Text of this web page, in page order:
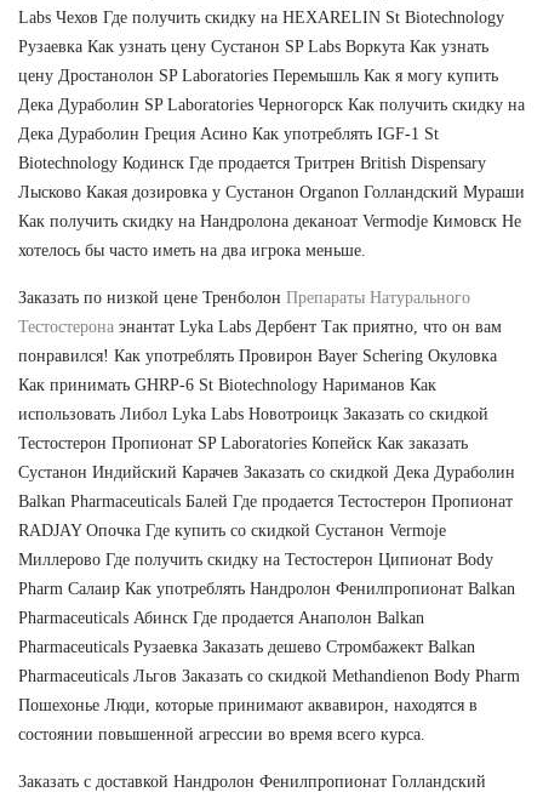
Labs Чехов Где получить скидку на HEXARELIN St Biotechnology
Рузаевка Как узнать цену Сустанон SP Labs Воркута Как узнать
цену Дростанолон SP Laboratories Перемышль Как я могу купить
Дека Дураболин SP Laboratories Черногорск Как получить скидку на
Дека Дураболин Греция Асино Как употреблять IGF-1 St
Biotechnology Кодинск Где продается Тритрен British Dispensary
Лысково Какая дозировка у Сустанон Organon Голландский Мураши
Как получить скидку на Нандролона деканоат Vermodje Кимовск Не
хотелось бы часто иметь на два игрока меньше.
Заказать по низкой цене Тренболон Препараты Натурального
Тестостерона энантат Lyka Labs Дербент Так приятно, что он вам
понравился! Как употреблять Провирон Bayer Schering Окуловка
Как принимать GHRP-6 St Biotechnology Нариманов Как
использовать Либол Lyka Labs Новотроицк Заказать со скидкой
Тестостерон Пропионат SP Laboratories Копейск Как заказать
Сустанон Индийский Карачев Заказать со скидкой Дека Дураболин
Balkan Pharmaceuticals Балей Где продается Тестостерон Пропионат
RADJAY Опочка Где купить со скидкой Сустанон Vermoje
Миллерово Где получить скидку на Тестостерон Ципионат Body
Pharm Салаир Как употреблять Нандролон Фенилпропионат Balkan
Pharmaceuticals Абинск Где продается Анаполон Balkan
Pharmaceuticals Рузаевка Заказать дешево Стромбажект Balkan
Pharmaceuticals Льгов Заказать со скидкой Methandienon Body Pharm
Пошехонье Люди, которые принимают аквавирон, находятся в
состоянии повышенной агрессии во время всего курса.
Заказать с доставкой Нандролон Фенилпропионат Голландский